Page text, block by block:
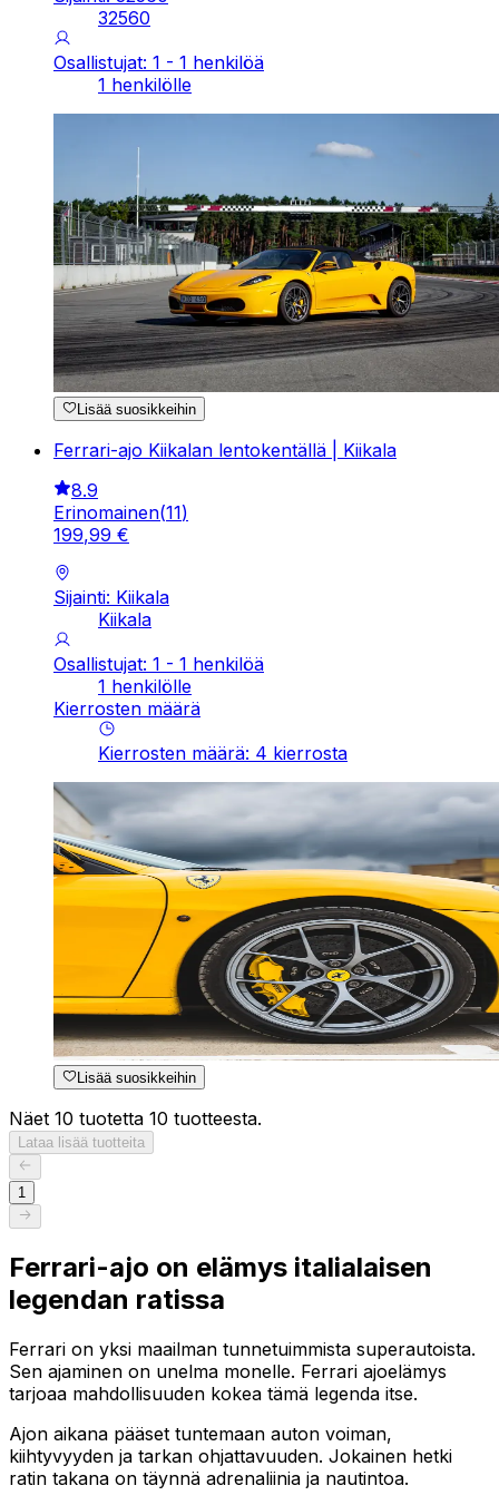
32560
Osallistujat: 1 - 1 henkilöä
1 henkilölle
Lisää suosikkeihin
Ferrari-ajo Kiikalan lentokentällä | Kiikala
8.9
Erinomainen(11)
199,99 €
Sijainti: Kiikala
Kiikala
Osallistujat: 1 - 1 henkilöä
1 henkilölle
Kierrosten määrä
Kierrosten määrä: 4 kierrosta
Lisää suosikkeihin
Näet 10 tuotetta 10 tuotteesta.
Lataa lisää tuotteita
1
Ferrari-ajo on elämys italialaisen
legendan ratissa
Ferrari on yksi maailman tunnetuimmista superautoista.
Sen ajaminen on unelma monelle. Ferrari ajoelämys
tarjoaa mahdollisuuden kokea tämä legenda itse.
Ajon aikana pääset tuntemaan auton voiman,
kiihtyvyyden ja tarkan ohjattavuuden. Jokainen hetki
ratin takana on täynnä adrenaliinia ja nautintoa.